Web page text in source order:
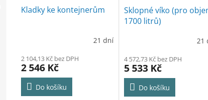
A
Kladky ke kontejnerům
21 dní
2 104,13 Kč bez DPH
2 546 Kč
Do košíku
Sklopné víko (pro
1700 litrů)
21
4 572,73 Kč bez DPH
5 533 Kč
Do košíku